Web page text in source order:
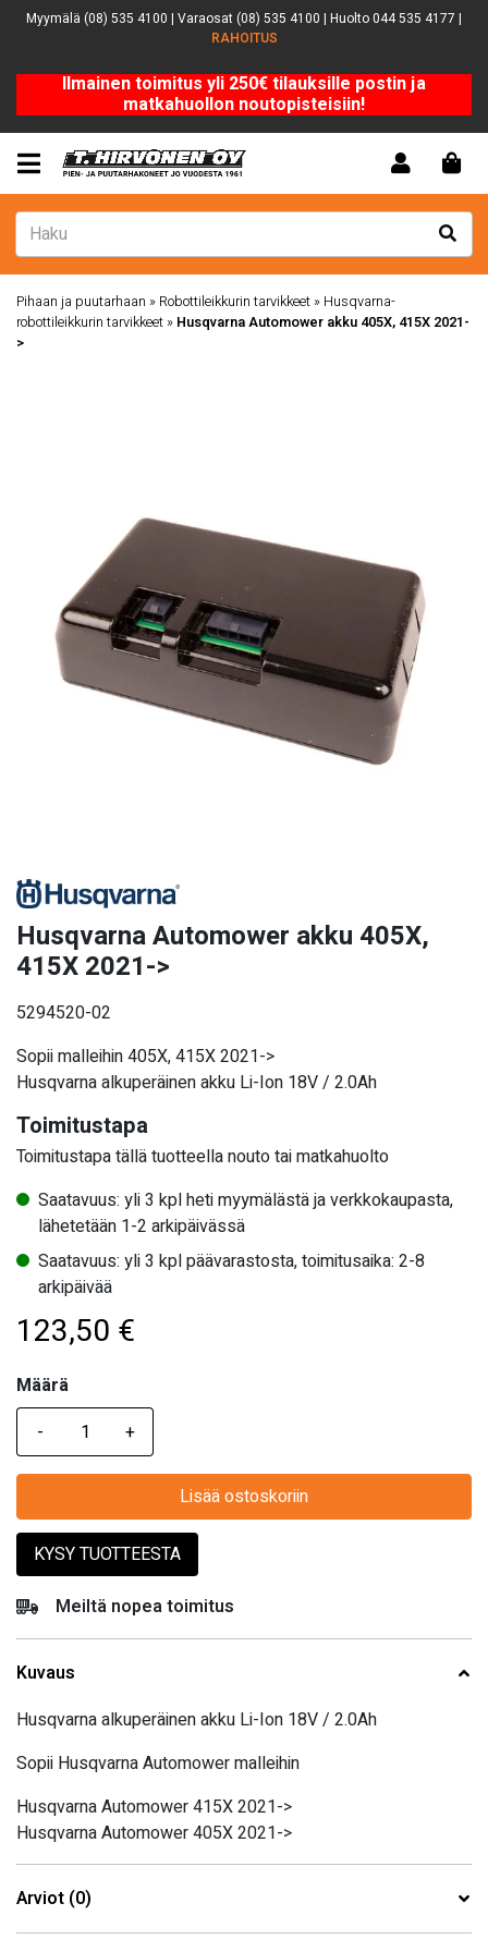
Myymälä (08) 535 4100 | Varaosat (08) 535 4100 | Huolto 044 535 4177 |
RAHOITUS
Ilmainen toimitus yli 250€ tilauksille postin ja
matkahuollon noutopisteisiin!
Pihaan ja puutarhaan » Robottileikkurin tarvikkeet » Husqvarna-
robottileikkurin tarvikkeet » Husqvarna Automower akku 405X, 415X 2021-
>
Husqvarna Automower akku 405X,
415X 2021->
5294520-02
Sopii malleihin 405X, 415X 2021->
Husqvarna alkuperäinen akku Li-Ion 18V / 2.0Ah
Toimitustapa
Toimitustapa tällä tuotteella nouto tai matkahuolto
Saatavuus: yli 3 kpl heti myymälästä ja verkkokaupasta,
lähetetään 1-2 arkipäivässä
Saatavuus: yli 3 kpl päävarastosta, toimitusaika: 2-8
arkipäivää
123,50 €
Määrä
Määrä
Lisää ostoskoriin
KYSY TUOTTEESTA
Meiltä nopea toimitus
Kuvaus
Husqvarna alkuperäinen akku Li-Ion 18V / 2.0Ah
Sopii Husqvarna Automower malleihin
Husqvarna Automower 415X 2021->
Husqvarna Automower 405X 2021->
Arviot (0)